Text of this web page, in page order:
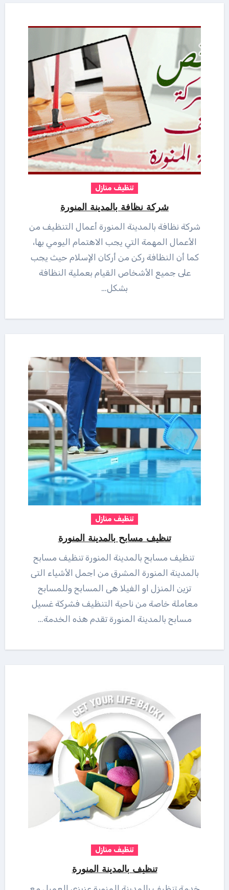
تنظيف منازل
شركة نظافة بالمدينة المنورة
شركة نظافة بالمدينة المنورة أعمال التنظيف من
الأعمال المهمة التي يجب الاهتمام اليومي بها،
كما أن النظافة ركن من أركان الإسلام حيث يجب
على جميع الأشخاص القيام بعملية النظافة
بشكل…
تنظيف منازل
تنظيف مسابح بالمدينة المنورة
تنظيف مسابح بالمدينة المنورة تنظيف مسابح
بالمدينة المنورة المشرق من اجمل الأشياء التى
تزين المنزل او الفيلا هى المسابح وللمسابح
معاملة خاصة من ناحية التنظيف فشركة غسيل
مسابح بالمدينة المنورة تقدم هذه الخدمة…
تنظيف منازل
تنظيف بالمدينة المنورة